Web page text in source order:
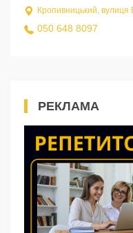
Кропивницький, вулиця
050 648 8097
РЕКЛАМА